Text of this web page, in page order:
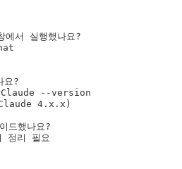
서 실행했나요?
요?
드했나요?